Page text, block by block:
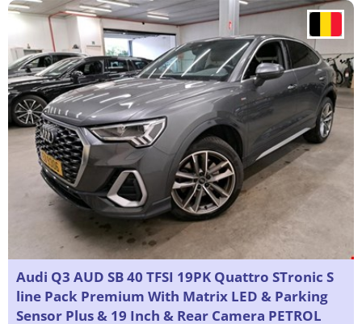
Audi Q3 AUD SB 40 TFSI 19PK Quattro STronic S
line Pack Premium With Matrix LED & Parking
Sensor Plus & 19 Inch & Rear Camera PETROL